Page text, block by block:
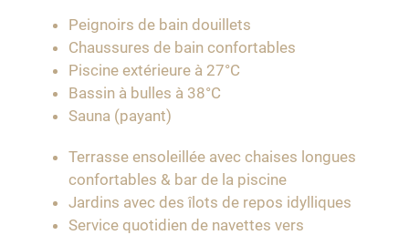
Peignoirs de bain douillets
Chaussures de bain confortables
Piscine extérieure à 27°C
Bassin à bulles à 38°C
Sauna (payant)
Terrasse ensoleillée avec chaises longues
confortables & bar de la piscine
Jardins avec des îlots de repos idylliques
Service quotidien de navettes vers